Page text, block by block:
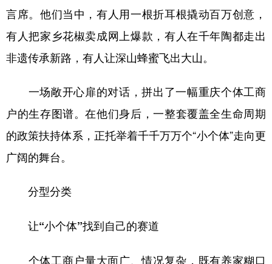
言席。他们当中，有人用一根折耳根撬动百万创意，
有人把家乡花椒卖成网上爆款，有人在千年陶都走出
非遗传承新路，有人让深山蜂蜜飞出大山。
一场敞开心扉的对话，拼出了一幅重庆个体工商
户的生存图谱。在他们身后，一整套覆盖全生命周期
的政策扶持体系，正托举着千千万万个“小个体”走向更
广阔的舞台。
分型分类
让“小个体”找到自己的赛道
个体工商户量大面广、情况复杂，既有养家糊口